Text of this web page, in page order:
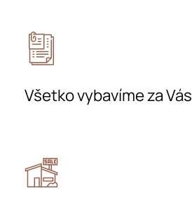
Všetko vybavíme za Vás